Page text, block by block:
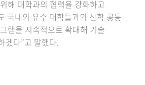
해 대학과의 협력을 강화하고
국내외 유수 대학들과의 산학 공동
램을 지속적으로 확대해 기술
겠다”고 말했다.